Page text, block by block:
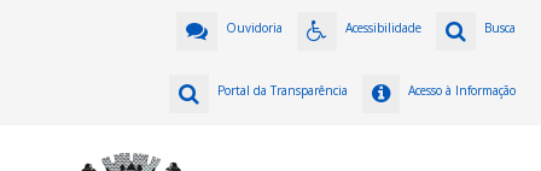
Busca
Acessibilidade
Ouvidoria
Acesso à Informação
Portal da Transparência